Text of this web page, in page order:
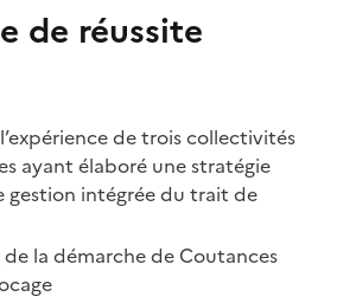
de réussite
de trois collectivités
ayant élaboré une stratégie
gestion intégrée du trait de
de la démarche de Coutances